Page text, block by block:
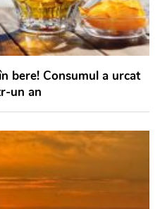
bere! Consumul a urcat
un an